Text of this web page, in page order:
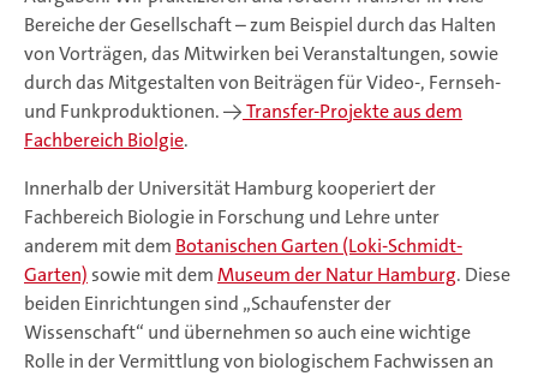
Bereiche der Gesellschaft – zum Beispiel durch das Halten
von Vorträgen, das Mitwirken bei Veranstaltungen, sowie
durch das Mitgestalten von Beiträgen für Video-, Fernseh-
und Funkproduktionen. ->Transfer-Projekte aus dem
Fachbereich Biolgie.
Innerhalb der Universität Hamburg kooperiert der
Fachbereich Biologie in Forschung und Lehre unter
anderem mit dem Botanischen Garten (Loki-Schmidt-
Garten) sowie mit demMuseum der Natur Hamburg. Diese
beiden Einrichtungen sind „Schaufenster der
Wissenschaft“ und übernehmen so auch eine wichtige
Rolle in der Vermittlung von biologischem Fachwissen an